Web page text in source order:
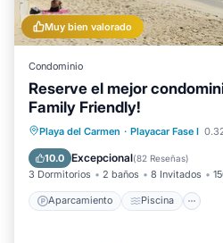
Muy bien valorado
Condominio
Reserve el mejor
Family Friendly!
Playa del Carmen · Playacar Fase I
10.0 Excepcional(82 Reseñas)
3 Dormitorios 2 baños 8 Invitados
Aparcamiento Piscina
Aparcamiento Piscina
Balcón/Terraza